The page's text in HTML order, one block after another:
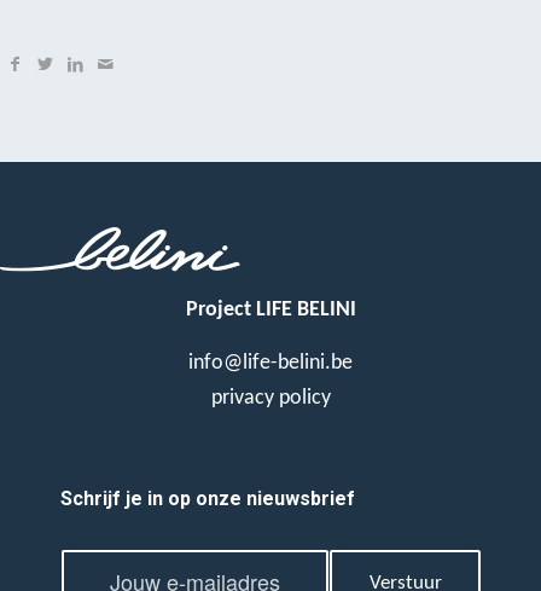
Project LIFE BELINI
info@life-belini.be
privacy policy
Schrijf je in op onze nieuwsbrief
E
Verstuur